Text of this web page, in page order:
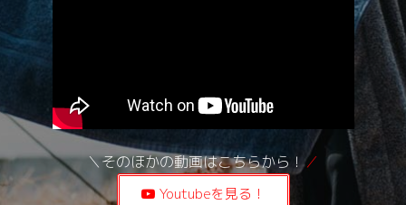
＼そのほかの動画はこちらから！／
Youtubeを見る！